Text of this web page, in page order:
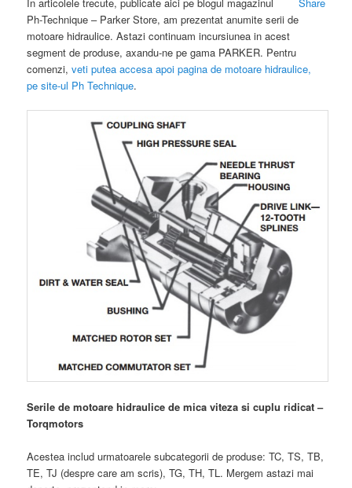
Ph-Technique – Parker Store, am prezentat anumite serii de
motoare hidraulice. Astazi continuam incursiunea in acest
segment de produse, axandu-ne pe gama PARKER. Pentru
comenzi,veti putea accesa apoi pagina de motoare hidraulice,
pe site-ul Ph Technique.
Serile de motoare hidraulice de mica viteza si cuplu ridicat –
Torqmotors
Acestea includ urmatoarele subcategorii de produse: TC, TS, TB,
TE, TJ (despre care am scris), TG, TH, TL. Mergem astazi mai